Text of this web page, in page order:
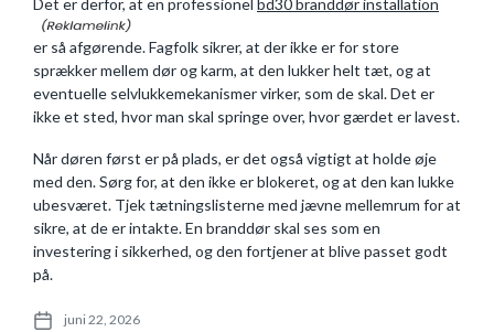
er så afgørende. Fagfolk sikrer, at der ikke er for store
sprækker mellem dør og karm, at den lukker helt tæt, og at
eventuelle selvlukkemekanismer virker, som de skal. Det er
ikke et sted, hvor man skal springe over, hvor gærdet er lavest.
Når døren først er på plads, er det også vigtigt at holde øje
med den. Sørg for, at den ikke er blokeret, og at den kan lukke
ubesværet. Tjek tætningslisterne med jævne mellemrum for at
sikre, at de er intakte. En branddør skal ses som en
investering i sikkerhed, og den fortjener at blive passet godt
på.
juni 22, 2026